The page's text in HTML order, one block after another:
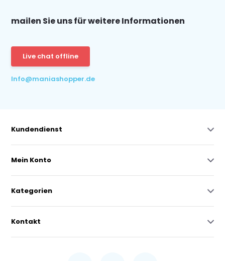
mailen Sie uns für weitere Informationen
Live chat offline
Info@maniashopper.de
Kundendienst
Mein Konto
Kategorien
Kontakt